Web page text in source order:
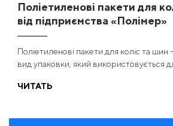
Поліетиленові пакети для
від підприємства «Полімер»
Поліетиленові пакети для коліс та шин
вид упаковки, який використовується
ЧИТАТЬ